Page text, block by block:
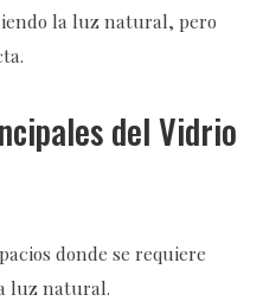
la luz natural, pero
del Vidrio
donde se requiere
luz natural.